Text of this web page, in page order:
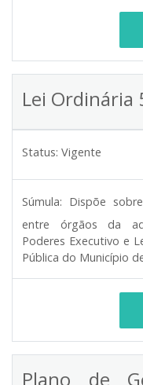
Lei Ordinária
Status: Vigente
Súmula: Dispõe
entre órgãos da
Poderes Executivo e
Pública do Município
Plano de